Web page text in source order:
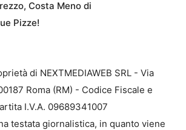
Costa Meno di
Pizze!
di NEXTMEDIAWEB SRL - Via
Roma (RM) - Codice Fiscale e
I.V.A. 09689341007
testata giornalistica, in quanto viene